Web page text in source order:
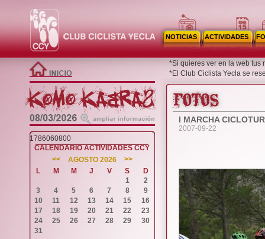
NOTICIAS ACTIVIDADES
*Si quieres ver en la web
*El Club Ciclista Yecla se
1786060800
CALENDARIO ACTIVIDADES CCY
<<
AGOSTO 2026
>>
L
M M J V S
D
1
2
3
4 5 6 7 8
9
10
11 12 13 14 15
16
17
18 19 20 21 22
23
24
25 26 27 28 29
30
31
I MARCHA
2007-09-22